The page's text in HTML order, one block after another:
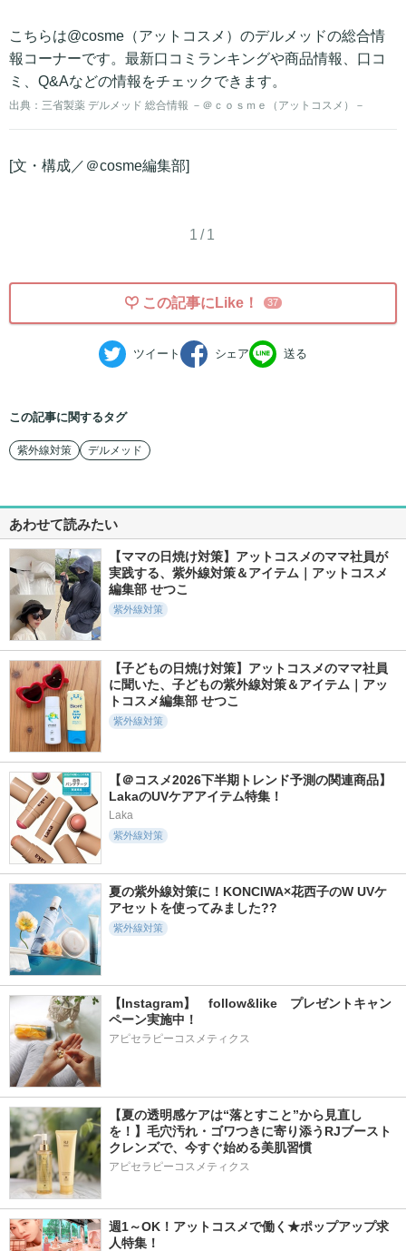
こちらは@cosme（アットコスメ）のデルメッドの総合情
報コーナーです。最新口コミランキングや商品情報、口コ
ミ、Q&Aなどの情報をチェックできます。
出典： 三省製薬 デルメッド 総合情報 －＠ｃｏｓｍｅ（アットコスメ）－
[文・構成／＠cosme編集部]
1/1
この記事にLike！ 37
ツイート シェア 送る
この記事に関するタグ
紫外線対策 デルメッド
あわせて読みたい
【ママの日焼け対策】アットコスメのママ社員が
実践する、紫外線対策＆アイテム｜アットコスメ
編集部 せつこ
紫外線対策
【子どもの日焼け対策】アットコスメのママ社員
に聞いた、子どもの紫外線対策＆アイテム｜アッ
トコスメ編集部 せつこ
紫外線対策
【＠コスメ2026下半期トレンド予測の関連商品】
LakaのUVケアアイテム特集！
Laka
紫外線対策
夏の紫外線対策に！KONCIWA×花西子のW UVケ
アセットを使ってみました??
紫外線対策
【Instagram】　follow&like　プレゼントキャン
ペーン実施中！
アピセラピーコスメティクス
【夏の透明感ケアは“落とすこと”から見直し
を！】毛穴汚れ・ゴワつきに寄り添うRJブースト
クレンズで、今すぐ始める美肌習慣
アピセラピーコスメティクス
週1～OK！アットコスメで働く★ポップアップ求
人特集！